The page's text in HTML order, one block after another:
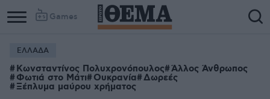
Games
ΕΛΛΑΔΑ
Κωνσταντίνος Πολυχρονόπουλος Άλλος Άνθρωπος
Φωτιά στο Μάτι Ουκρανία Δωρεές
Ξέπλυμα μαύρου χρήματος